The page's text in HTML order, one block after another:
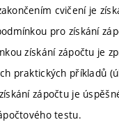
cvičení je
pro získání
získání zápočtu je
praktických příkladů
zápočtu je
testu.